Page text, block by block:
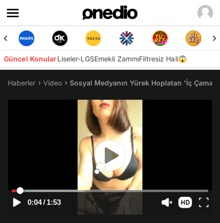
Güncel KonularLiseler-LGSEmekli ZammıFiltresiz Hali😱
Haberler Video Sosyal Medyanın Yürek Hoplatan 'İç
0:04/ 1:53